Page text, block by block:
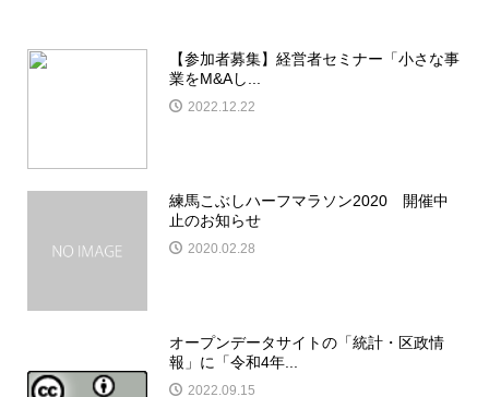
【参加者募集】経営者セミナー「小さな事
業をM&Aし...
2022.12.22
練馬こぶしハーフマラソン2020 開催中
止のお知らせ
2020.02.28
オープンデータサイトの「統計・区政情
報」に「令和4年...
2022.09.15